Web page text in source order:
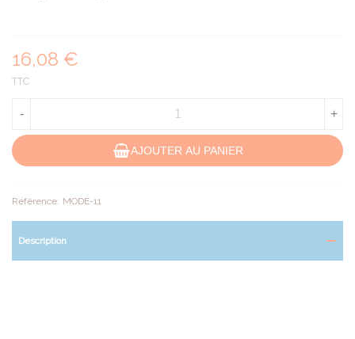
16,08 €
TTC
- +
AJOUTER AU PANIER
Référence: MODE-11
Description